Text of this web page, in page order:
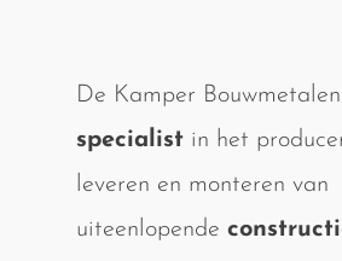
De Kamper
specialistin het
leveren en monteren van
uiteenlopende